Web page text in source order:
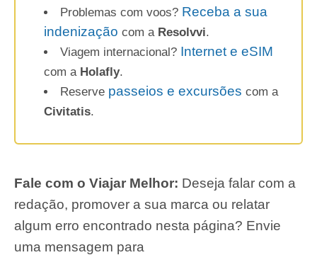
Problemas com voos? Receba a sua
indenização com a Resolvvi.
Viagem internacional? Internet e eSIM
com a Holafly.
Reserve passeios e excursões com a
Civitatis.
Fale com o Viajar Melhor: Deseja falar com a
redação, promover a sua marca ou relatar
algum erro encontrado nesta página? Envie
uma mensagem para